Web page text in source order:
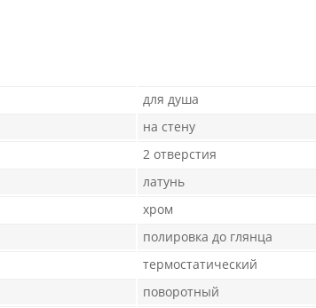
для душа
на стену
2 отверстия
латунь
хром
полировка до глянца
термостатический
поворотный